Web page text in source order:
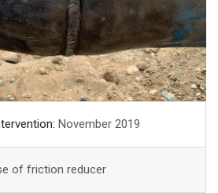
November 2019
of friction reducer